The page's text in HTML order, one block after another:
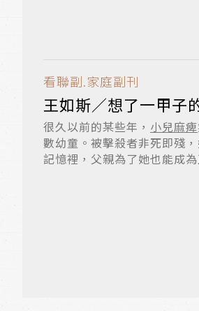
看聯副.家庭副刊
王如斯／想了一甲子
很久以前的某些年， 小兒麻痺
數幼童。被擊殺者非死即殘
記憶裡，父親為了她也能成